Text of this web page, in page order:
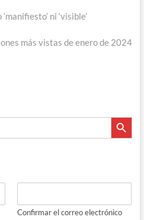
ni ‘visible’
más vistas de enero de 2024
Botón de
Confirmar el correo electrónico